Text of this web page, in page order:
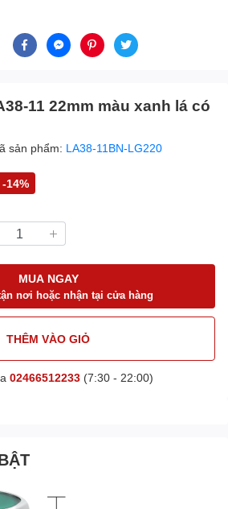
11 22mm màu xanh lá có
sản phẩm: LA38-11BN-LG220
-14%
MUA NGAY
nơi hoặc nhận tại cửa hàng
THÊM VÀO GIỎ
02466512233(7:30 - 22:00)